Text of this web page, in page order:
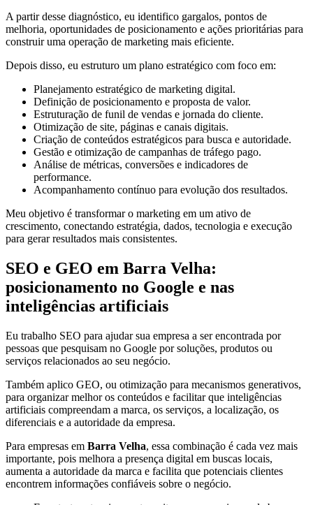
A partir desse diagnóstico, eu identifico gargalos, pontos de
melhoria, oportunidades de posicionamento e ações prioritárias para
construir uma operação de marketing mais eficiente.
Depois disso, eu estruturo um plano estratégico com foco em:
Planejamento estratégico de marketing digital.
Definição de posicionamento e proposta de valor.
Estruturação de funil de vendas e jornada do cliente.
Otimização de site, páginas e canais digitais.
Criação de conteúdos estratégicos para busca e autoridade.
Gestão e otimização de campanhas de tráfego pago.
Análise de métricas, conversões e indicadores de
performance.
Acompanhamento contínuo para evolução dos resultados.
Meu objetivo é transformar o marketing em um ativo de
crescimento, conectando estratégia, dados, tecnologia e execução
para gerar resultados mais consistentes.
SEO e GEO em Barra Velha:
posicionamento no Google e nas
inteligências artificiais
Eu trabalho SEO para ajudar sua empresa a ser encontrada por
pessoas que pesquisam no Google por soluções, produtos ou
serviços relacionados ao seu negócio.
Também aplico GEO, ou otimização para mecanismos generativos,
para organizar melhor os conteúdos e facilitar que inteligências
artificiais compreendam a marca, os serviços, a localização, os
diferenciais e a autoridade da empresa.
Para empresas em Barra Velha, essa combinação é cada vez mais
importante, pois melhora a presença digital em buscas locais,
aumenta a autoridade da marca e facilita que potenciais clientes
encontrem informações confiáveis sobre o negócio.